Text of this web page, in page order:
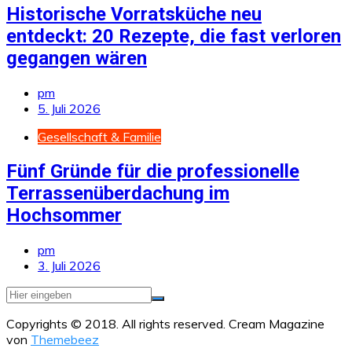
Historische Vorratsküche neu
entdeckt: 20 Rezepte, die fast verloren
gegangen wären
pm
5. Juli 2026
Gesellschaft & Familie
Fünf Gründe für die professionelle
Terrassenüberdachung im
Hochsommer
pm
3. Juli 2026
Copyrights © 2018. All rights reserved. Cream Magazine
von Themebeez